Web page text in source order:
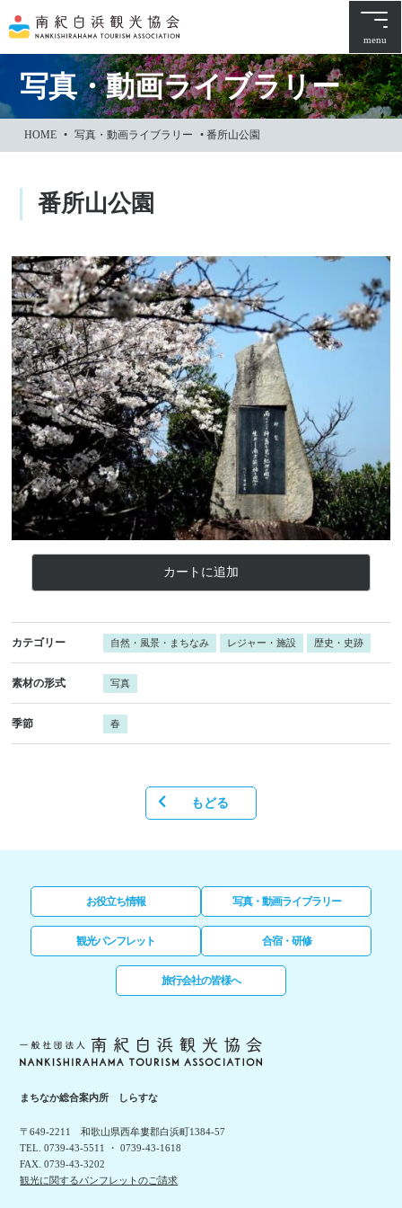
文
に
ッ
menu
写真・動画ライブラリー
HOME • 写真・動画ライブラリー •番所山公園
番所山公園
カートに追加
カテゴリー 自然・風景・まちなみ レジャー・施設 歴史・史跡
素材の形式 写真
季節 春
もどる
お役立ち情報 写真・動画ライブラリー
観光パンフレット 合宿・研修
旅行会社の皆様へ
まちなか総合案内所 しらすな
〒649-2211 和歌山県西牟婁郡白浜町1384-57
TEL. 0739-43-5511 ・ 0739-43-1618
FAX. 0739-43-3202
観光に関するパンフレットのご請求